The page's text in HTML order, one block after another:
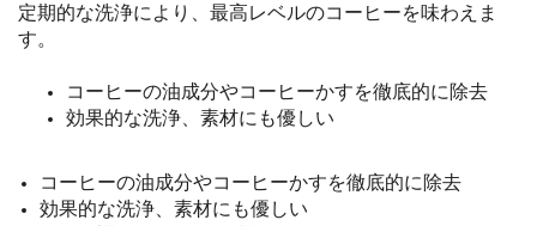
定期的な洗浄により、最高レベルのコーヒーを味わえま
す。
コーヒーの油成分やコーヒーかすを徹底的に除去
効果的な洗浄、素材にも優しい
コーヒーの油成分やコーヒーかすを徹底的に除去
効果的な洗浄、素材にも優しい